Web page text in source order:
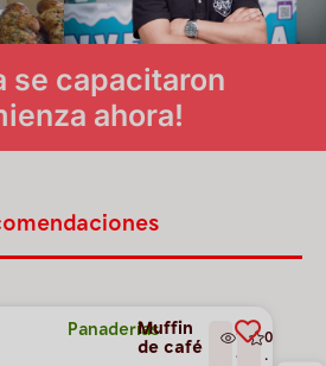
se capacitaron
ahora!
PanaderíasMuffin
de café
1
4
0
.